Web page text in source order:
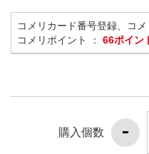
コメリカード番号登録、コ
コメリポイント ： 66ポイン
購入個数